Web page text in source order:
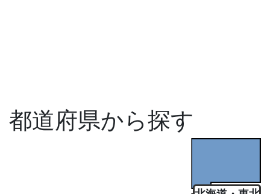
都道府県から探す